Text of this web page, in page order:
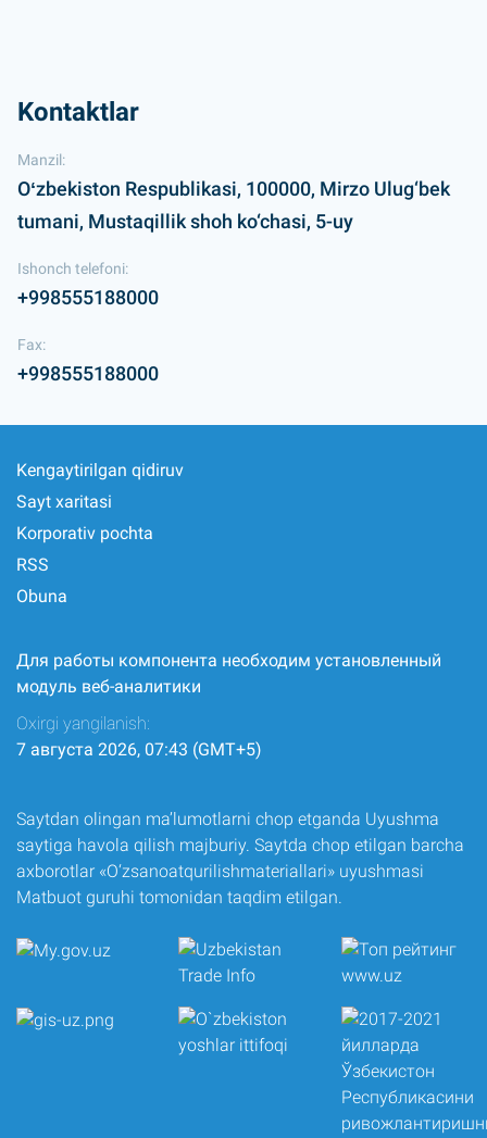
Kontaktlar
Manzil:
Oʻzbekiston Respublikasi, 100000, Mirzo Ulug‘bek
tumani, Mustaqillik shoh ko‘chasi, 5-uy
Ishonch telefoni:
+998555188000
Fax:
+998555188000
Kengaytirilgan qidiruv
Sayt xaritasi
Korporativ pochta
RSS
Obuna
Для работы компонента необходим установленный
модуль веб-аналитики
Oxirgi yangilanish:
7 августа 2026, 07:43 (GMT+5)
Saytdan olingan ma’lumotlarni chop etganda Uyushma
saytiga havola qilish majburiy. Saytda chop etilgan barcha
axborotlar «O‘zsanoatqurilishmateriallari» uyushmasi
Matbuot guruhi tomonidan taqdim etilgan.